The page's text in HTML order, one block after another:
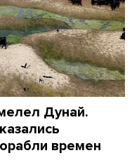
Дунай.
времен